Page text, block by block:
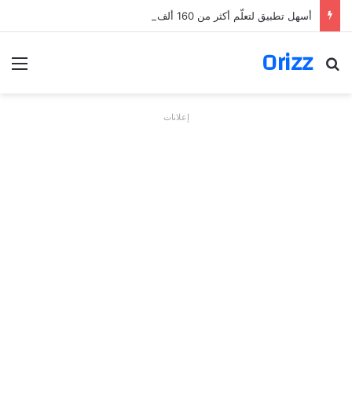
أسهل تطبيق لتعلّم أكثر من 160 ألف فعل بالألمانية
Orizz
بحث عن
إعلانات